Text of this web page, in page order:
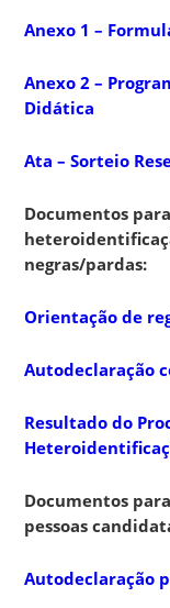
Anexo 1 –
Anexo 2 –
Didática
Ata – Sorteio
Documentos
negras/pardas:
Orientação de
Autodeclaração
Resultado do
Documentos
pessoas
Autodeclaração